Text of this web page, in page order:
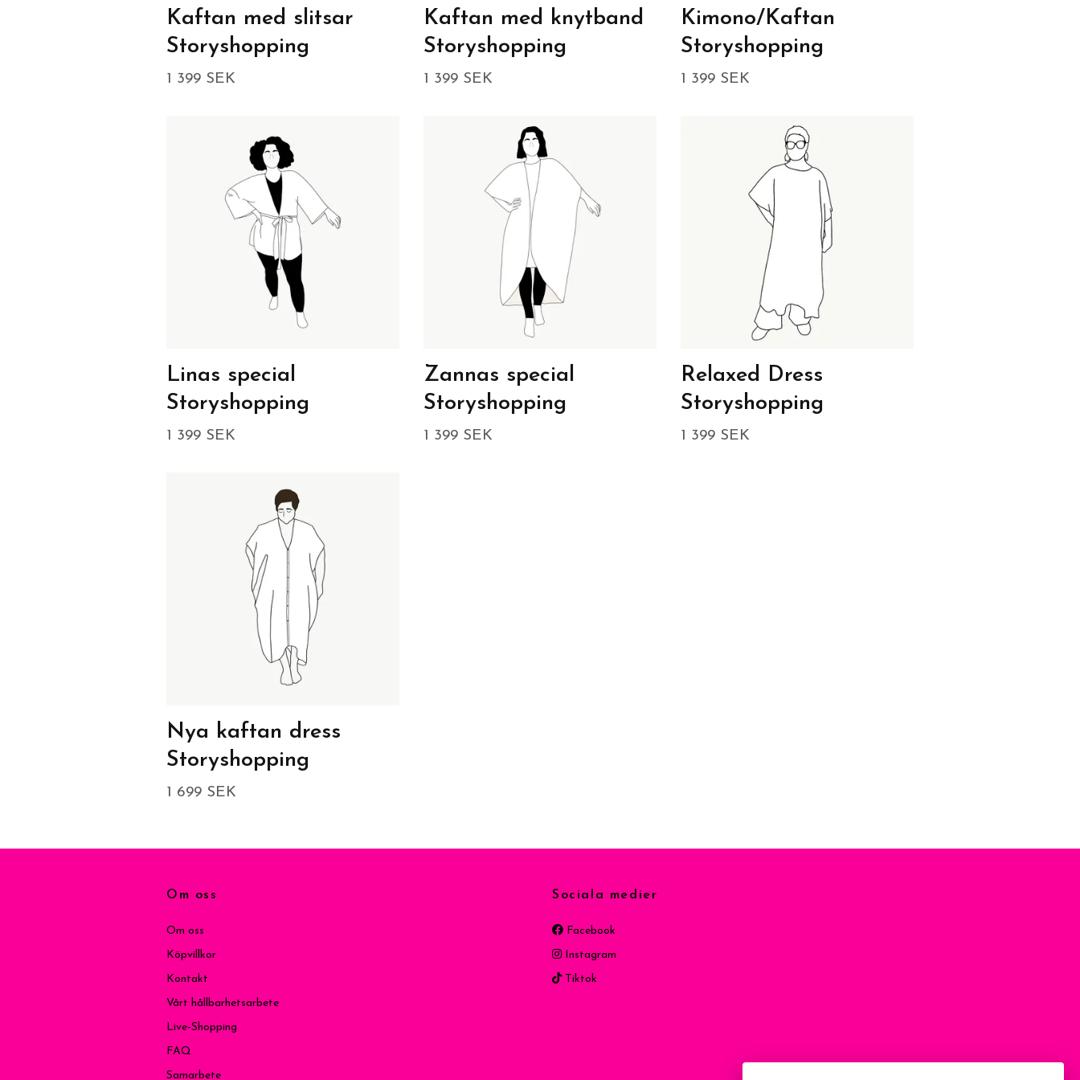
Kaftan med slitsar
Storyshopping
1 399 SEK
Kaftan med knytband
Storyshopping
1 399 SEK
Kimono/Kaftan
Storyshopping
1 399 SEK
Linas special
Storyshopping
1 399 SEK
Zannas special
Storyshopping
1 399 SEK
Relaxed Dress
Storyshopping
1 399 SEK
Nya kaftan dress
Storyshopping
1 699 SEK
Om oss
Om oss
Köpvillkor
Kontakt
Vårt hållbarhetsarbete
Live-Shopping
FAQ
Samarbete
Sociala medier
Facebook
Instagram
Tiktok